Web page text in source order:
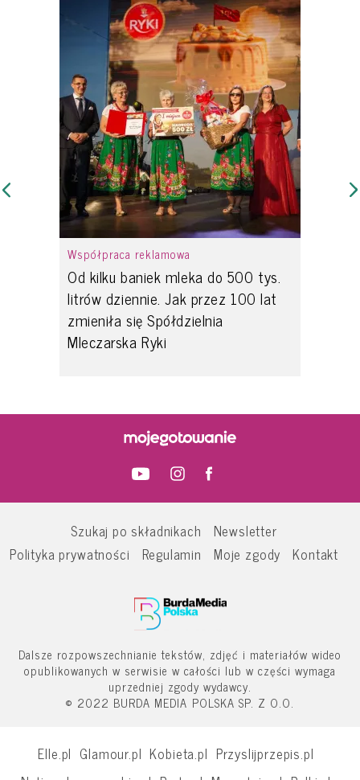
Współpraca reklamowa
Od kilku baniek mleka do 500 tys.
litrów dziennie. Jak przez 100 lat
zmieniła się Spółdzielnia
Mleczarska Ryki
Szukaj po składnikach
Newsletter
Polityka prywatności
Regulamin Moje zgody Kontakt
Dalsze rozpowszechnianie tekstów, zdjęć i materiałów wideo
opublikowanych w serwisie w całości lub w części wymaga
uprzedniej zgody wydawcy.
© 2022 BURDA MEDIA POLSKA SP. Z O.O.
Elle.pl Glamour.pl Kobieta.pl Przyslijprzepis.pl